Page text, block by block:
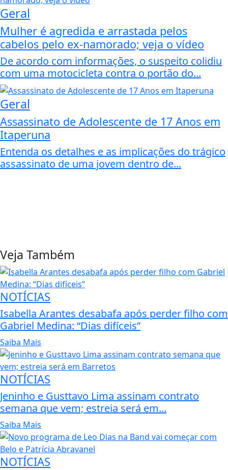
Geral
Mulher é agredida e arrastada pelos
cabelos pelo ex-namorado; veja o vídeo
De acordo com informações, o suspeito colidiu
com uma motocicleta contra o portão do...
Geral
Assassinato de Adolescente de 17 Anos em
Itaperuna
Entenda os detalhes e as implicações do trágico
assassinato de uma jovem dentro de...
Veja Também
NOTÍCIAS
Isabella Arantes desabafa após perder filho com
Gabriel Medina: “Dias difíceis”
Saiba Mais
NOTÍCIAS
Jeninho e Gusttavo Lima assinam contrato
semana que vem; estreia será em...
Saiba Mais
NOTÍCIAS